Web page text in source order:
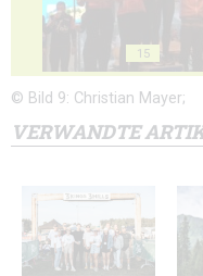
15
© Bild 9: Christian Mayer;
VERWANDTE